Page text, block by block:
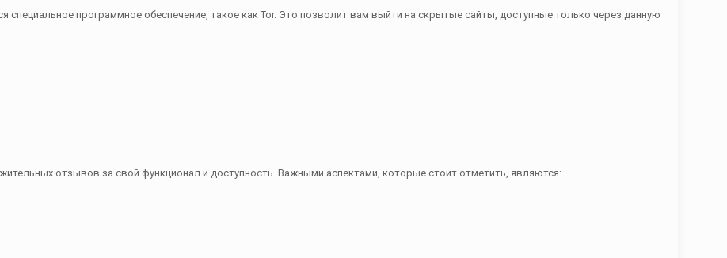
специальное программное обеспечение, такое как Tor. Это позволит вам выйти на скрытые сайты, доступные только через данную
отзывов за свой функционал и доступность. Важными аспектами, которые стоит отметить, являются: